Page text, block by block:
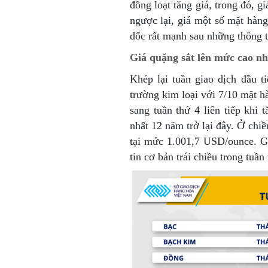
đồng loạt tăng giá, trong đó,
ngược lại, giá một số mặt
dốc rất mạnh sau những
Giá quặng sắt lên mức cao
Khép lại tuần giao dịch đầu
trường kim loại với 7/10 mặt
sang tuần thứ 4 liên tiếp khi
nhất 12 năm trở lại đây. Ở
tại mức 1.001,7 USD/ounce.
tin cơ bản trái chiều trong